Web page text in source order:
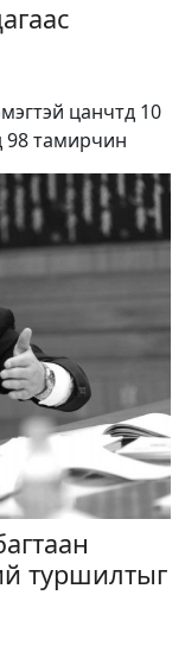
цанчтд 10
98 тамирчин
туршилтыг